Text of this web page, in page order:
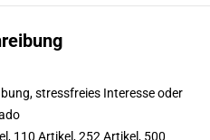
stressfreies Interesse oder
110 Artikel, 252 Artikel, 500